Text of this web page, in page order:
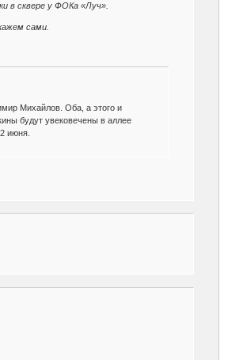
в сквере у ФОКа «Луч».
сами.
Михайлов. Оба, а этого и
будут увековечены в аллее
июня.